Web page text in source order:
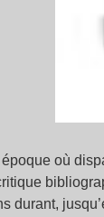
où
durant,